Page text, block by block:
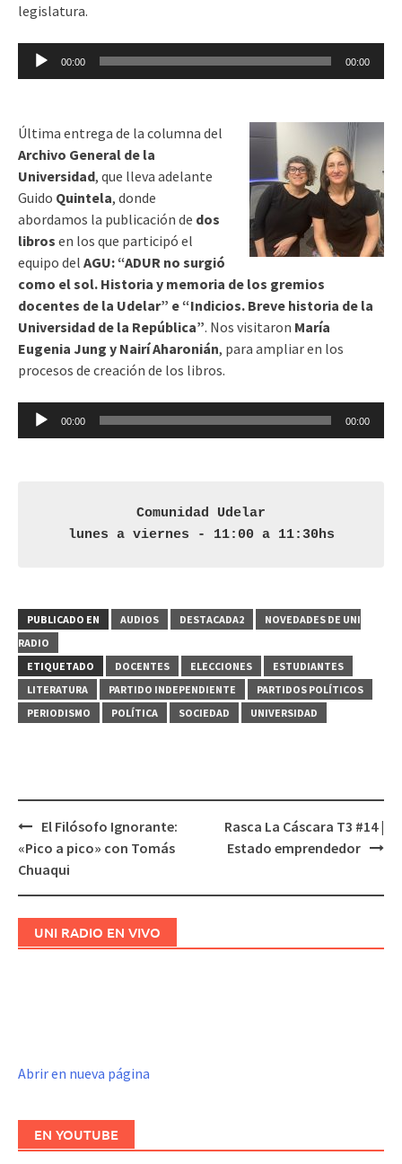
legislatura.
Reproductor
00:00 00:00
Última entrega de la columna del
Archivo General de la
Universidad, que lleva adelante
Guido Quintela, donde
abordamos la publicación de dos
libros en los que participó el
equipo del AGU: “ADUR no surgió
como el sol. Historia y memoria de los gremios
docentes de la Udelar” e “Indicios. Breve historia de la
Universidad de la República”. Nos visitaron María
Eugenia Jung y Nairí Aharonián, para ampliar en los
procesos de creación de los libros.
Reproductor
00:00 00:00
Comunidad Udelar
lunes a viernes - 11:00 a 11:30hs
PUBLICADO EN AUDIOS DESTACADA2
NOVEDADES DE UNI
RADIO
ETIQUETADO
DOCENTES ELECCIONES
ESTUDIANTES
LITERATURA
PARTIDO INDEPENDIENTE
PARTIDOS POLÍTICOS
PERIODISMO
POLÍTICA SOCIEDAD UNIVERSIDAD
Navegación
de
entradas
El Filósofo Ignorante:
«Pico a pico» con Tomás
Chuaqui
Rasca La Cáscara T3 #14 |
Estado emprendedor
UNI RADIO EN VIVO
Abrir en nueva página
EN YOUTUBE